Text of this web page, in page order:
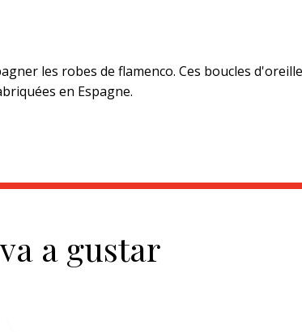
les robes de flamenco. Ces boucles
en Espagne.
a gustar